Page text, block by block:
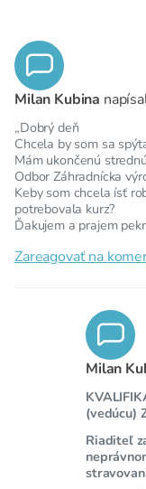
Milan Kubina
„Dobrý deň
Chcela by som sa
Mám ukončenú
Odbor Záhradnícka
Keby som chcela ísť
potrebovala kurz?
Ďakujem a prajem
Zareagovať na
Milan
(vedúcu)
Riaditeľ